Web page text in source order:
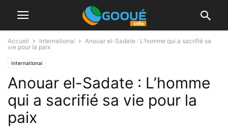
Accueil International
Anouar el-Sadate : L’homme qui a sacrifié sa
vie pour la paix
International
Anouar el-Sadate : L’homme
qui a sacrifié sa vie pour la
paix